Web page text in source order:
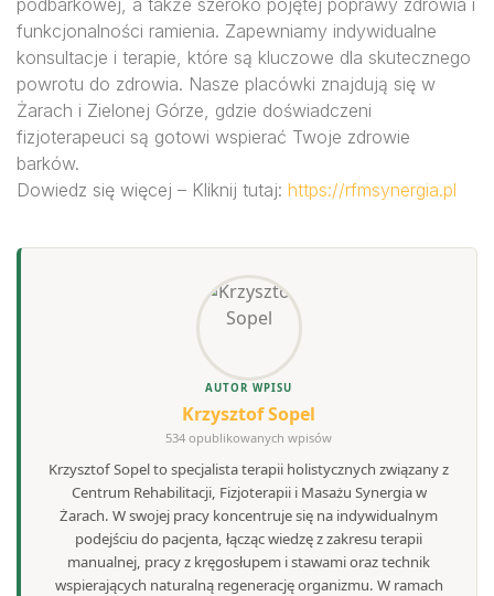
podbarkowej, a także szeroko pojętej poprawy zdrowia i
funkcjonalności ramienia. Zapewniamy indywidualne
konsultacje i terapie, które są kluczowe dla skutecznego
powrotu do zdrowia. Nasze placówki znajdują się w
Żarach i Zielonej Górze, gdzie doświadczeni
fizjoterapeuci są gotowi wspierać Twoje zdrowie
barków.
Dowiedz się więcej – Kliknij tutaj: https://rfmsynergia.pl
AUTOR WPISU
Krzysztof Sopel
534 opublikowanych wpisów
Krzysztof Sopel to specjalista terapii holistycznych związany z
Centrum Rehabilitacji, Fizjoterapii i Masażu Synergia w
Żarach. W swojej pracy koncentruje się na indywidualnym
podejściu do pacjenta, łącząc wiedzę z zakresu terapii
manualnej, pracy z kręgosłupem i stawami oraz technik
wspierających naturalną regenerację organizmu. W ramach